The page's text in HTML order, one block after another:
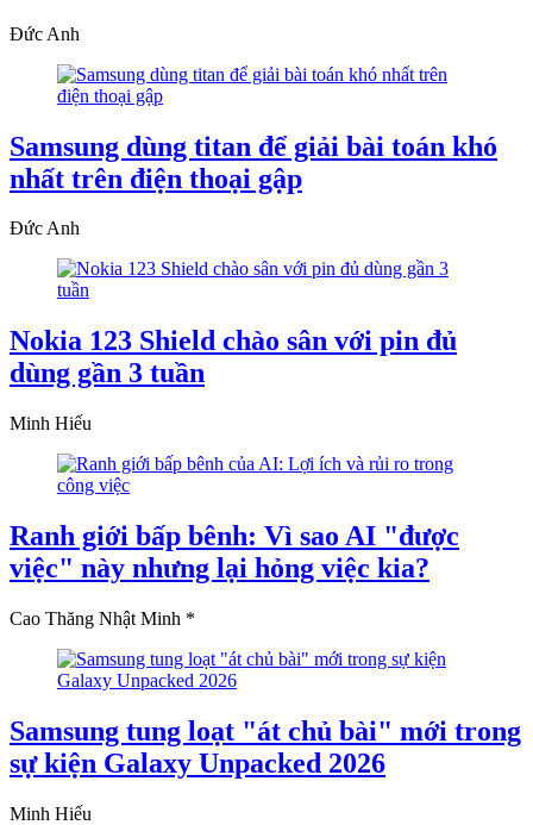
Đức Anh
Samsung dùng titan để giải bài toán khó
nhất trên điện thoại gập
Đức Anh
Nokia 123 Shield chào sân với pin đủ
dùng gần 3 tuần
Minh Hiếu
Ranh giới bấp bênh: Vì sao AI "được
việc" này nhưng lại hỏng việc kia?
Cao Thăng Nhật Minh *
Samsung tung loạt "át chủ bài" mới trong
sự kiện Galaxy Unpacked 2026
Minh Hiếu